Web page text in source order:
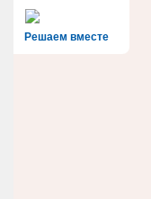
Решаем вместе